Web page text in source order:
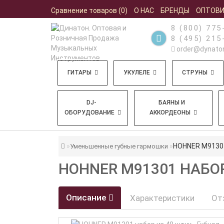
Сравнение товаров (0) О НАС БРЕНДЫ
8 (800)
8 (495)
ГИТАРЫ УКУЛЕЛЕ СТРУНЫ
DJ-
ОБОРУДОВАНИЕ
БАЯНЫ И
АККОРДЕОНЫ
Уменьшенные губные гармошки HOHNER
HOHNER M91301
Описание Характеристики